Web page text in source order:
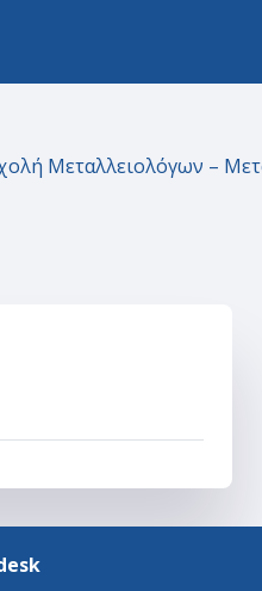
Μεταλλειολόγων –